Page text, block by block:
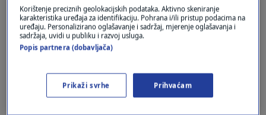
prije 3 mjeseci
FOXTV
Od kuda vam ta informacija,postali ste smješni
Engleza...
Odgovor
Korištenje preciznih geolokacijskih podataka. Aktivno skeniranje
karakteristika uređaja za identifikaciju. Pohrana i/ili pristup podacima na
uređaju. Personalizirano oglašavanje i sadržaj, mjerenje oglašavanja i
sadržaja, uvidi u publiku i razvoj usluga.
Popis partnera (dobavljača)
Prikaži svrhe Prihvaćam